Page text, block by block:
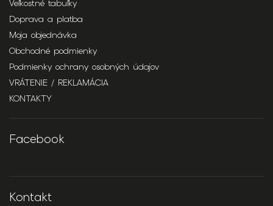
Veľkostné tabuľky
Doprava a platba
Moja objednávka
Obchodné podmienky
Podmienky ochrany osobných údajov
VRÁTENIE / REKLAMÁCIA
KONTAKTY
Facebook
Kontakt